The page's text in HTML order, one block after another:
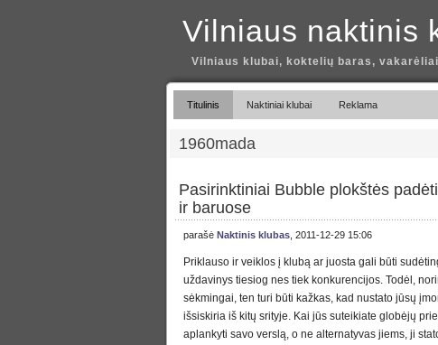
Vilniaus naktinis
Vilniaus klubai, koktelių baras,
Titulinis Naktiniai klubai Reklama
1960mada
Pasirinktiniai Bubble plokštės
ir baruose
parašė Naktinis klubas , 2011-12-29 15:06
Priklauso ir veiklos į klubą ar juosta gali būti
uždavinys tiesiog nes tiek konkurencijos. Todėl,
sėkmingai, ten turi būti kažkas, kad nustato jūsų
išsiskiria iš kitų srityje. Kai jūs suteikiate globėjų
aplankyti savo verslą, o ne alternatyvas jiems, ji